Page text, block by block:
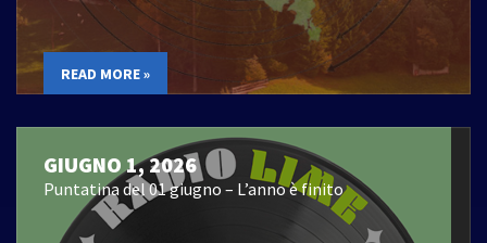
READ MORE »
GIUGNO 1, 2026
Puntatina del 01 giugno – L’anno è finito